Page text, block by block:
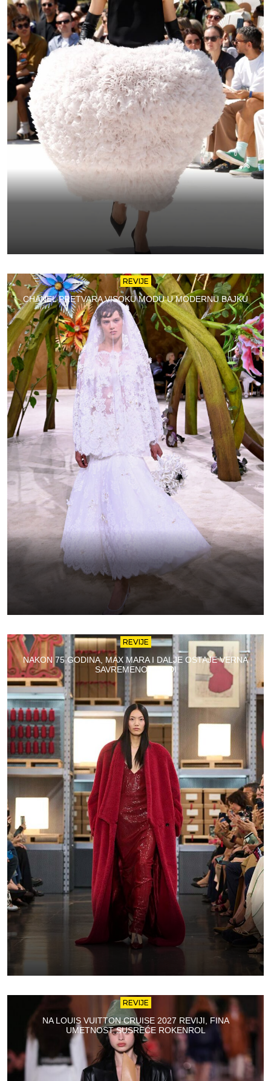
REVIJE
CHANEL PRETVARA VISOKU MODU U MODERNU BAJKU
REVIJE
NAKON 75 GODINA, MAX MARA I DALJE OSTAJE VERNA
SAVREMENOJ MODI
REVIJE
NA LOUIS VUITTON CRUISE 2027 REVIJI, FINA
UMETNOST SUSREĆE ROKENROL